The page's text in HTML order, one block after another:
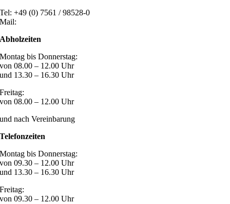
Tel: +49 (0) 7561 / 98528-0
Mail:
Abholzeiten
Montag bis Donnerstag:
von 08.00 – 12.00 Uhr
und 13.30 – 16.30 Uhr
Freitag:
von 08.00 – 12.00 Uhr
und nach Vereinbarung
Telefonzeiten
Montag bis Donnerstag:
von 09.30 – 12.00 Uhr
und 13.30 – 16.30 Uhr
Freitag:
von 09.30 – 12.00 Uhr